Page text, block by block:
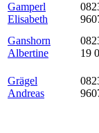
Gamperl
Elisabeth
Ganshorn
Albertine
19
Grägel
Andreas